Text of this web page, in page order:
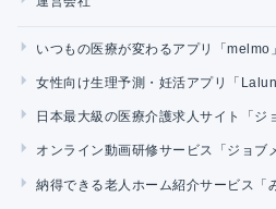
いつもの医療が変わるアプリ「melmo」
女性向け生理予測・妊活アプリ「
日本最大級の医療介護求人サイト「ジ
オンライン動画研修サービス「ジョブ
納得できる老人ホーム紹介サービス「